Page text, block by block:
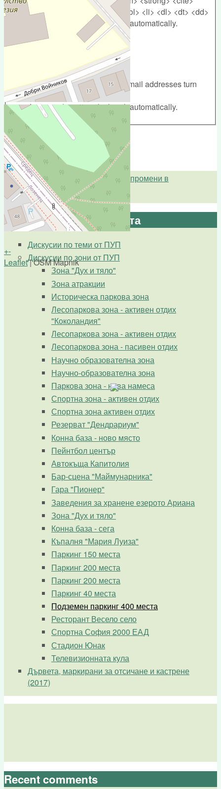
+-
Leaflet| OSM Mapnik
<blockquote> <code> <ul> <ol> <li> <dl> <dt> <dd>
Lines and paragraphs break automatically.
Plain text
No HTML tags allowed.
Web page addresses and e-mail addresses turn
into links automatically.
Lines and paragraphs break automatically.
Анкета "Какво искаме да се промени в
Борисовата градина?"
Предложи за Борисовата
Дискусии по теми от ПУП
Дискусии по зони от ПУП
Зона "Дух и тяло"
Зона атракции
Историческа паркова зона
Лесопаркова зона - активен отдих
"Коколандия"
Лесопаркова зона - активен отдих
Лесопаркова зона - пасивен отдих
Научно образователна зона
Научно-образователна зона
Паркова зона - нова намеса
Спортна зона - активен отдих
Спортна зона активен отдих
Резерват "Дендрариум"
Конна база - ново място
Пейнтбол център
Автокъща Капитолия
Бар-сцена "Маймунарника"
Гара "Пионер"
Заведения за хранене езерото Ариана
Зона "Дух и тяло"
Конна база - сега
Къпалня "Мария Луиза"
Паркинг 150 места
Паркинг 200 места
Паркинг 200 места
Паркинг 40 места
Подземен паркинг 400 места
Ресторант Весело село
Спортна София 2000 ЕАД
Стадион Юнак
Телевизионната кула
Дървета, маркирани за отсичане и кастрене
(2017)
Recent comments